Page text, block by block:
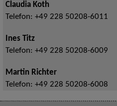
Claudia Koth
Telefon: +49 228 50208-6011
Ines Titz
Telefon: +49 228 50208-6009
Martin Richter
Telefon: +49 228 50208-6008